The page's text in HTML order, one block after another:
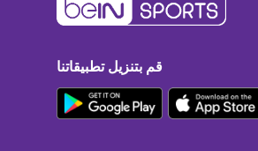
قم بتنزيل تطبيقاتنا